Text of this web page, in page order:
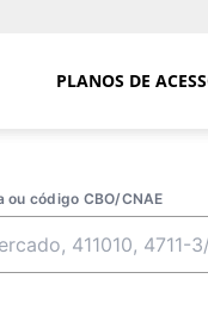
PLANOS DE
código CBO/CNAE